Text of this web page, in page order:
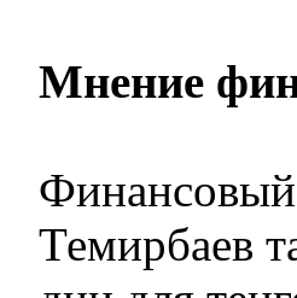
Мнение
Финансовый
Темирбаев